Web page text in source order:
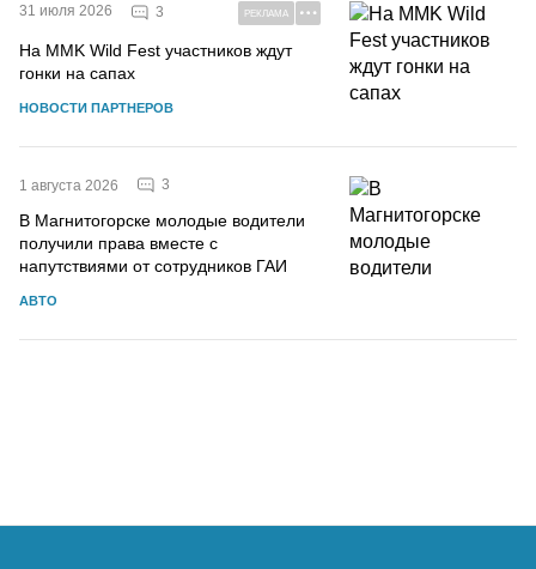
31 июля 2026 3 РЕКЛАМА
На MMK Wild Fest участников ждут
гонки на сапах
НОВОСТИ ПАРТНЕРОВ
1 августа 2026 3
В Магнитогорске молодые водители
получили права вместе с
напутствиями от сотрудников ГАИ
АВТО